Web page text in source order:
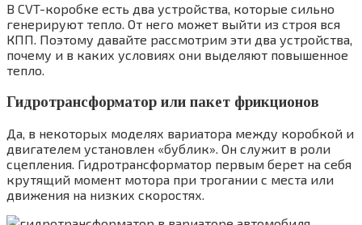
В CVT-коробке есть два устройства, которые сильно
генерируют тепло. От него может выйти из строя вся
КПП. Поэтому давайте рассмотрим эти два устройства,
почему и в каких условиях они выделяют повышенное
тепло.
Гидротрансформатор или пакет фрикционов
Да, в некоторых моделях вариатора между коробкой и
двигателем установлен «бублик». Он служит в роли
сцепления. Гидротрансформатор первым берет на себя
крутящий момент мотора при трогании с места или
движения на низких скоростях.